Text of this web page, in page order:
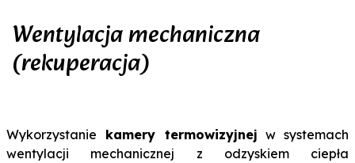
Wentylacja mechaniczna
(rekuperacja)
Wykorzystanie kamery termowizyjnej w systemach
wentylacji mechanicznej z odzyskiem ciepła